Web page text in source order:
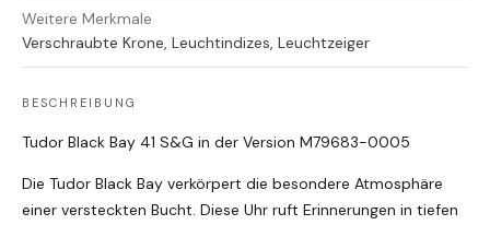
Weitere Merkmale
Verschraubte Krone, Leuchtindizes, Leuchtzeiger
BESCHREIBUNG
Tudor Black Bay 41 S&G in der Version M79683-0005
Die Tudor Black Bay verkörpert die besondere Atmosphäre
einer versteckten Bucht. Diese Uhr ruft Erinnerungen in tiefen